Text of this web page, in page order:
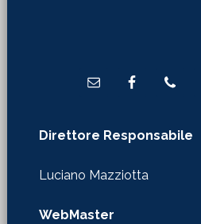
Direttore Responsabile
Luciano Mazziotta
WebMaster